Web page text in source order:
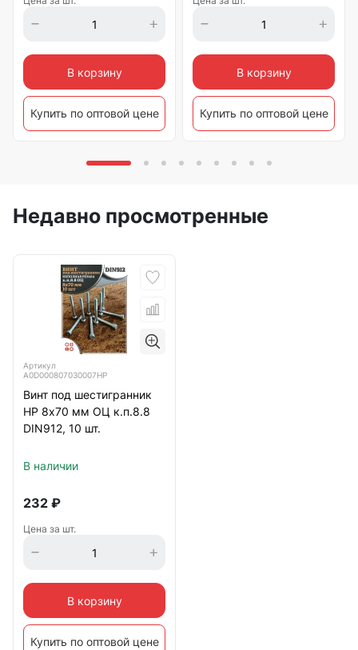
В корзину
Купить по оптовой цене
В корзину
Купить по оптовой цене
Недавно просмотренные
Артикул
А0D000807030007НР
Винт под шестигранник
НР 8х70 мм ОЦ к.п.8.8
DIN912, 10 шт.
В наличии
232 ₽
Цена за шт.
В корзину
Купить по оптовой цене